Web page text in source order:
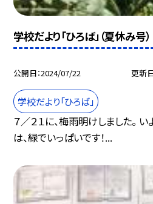
学校だより「ひろば」（夏休み号）
公開日 2024/07/22 更新
学校だより「ひろば」
７／２１に、梅雨明けしました。
は、緑でいっぱいです！...